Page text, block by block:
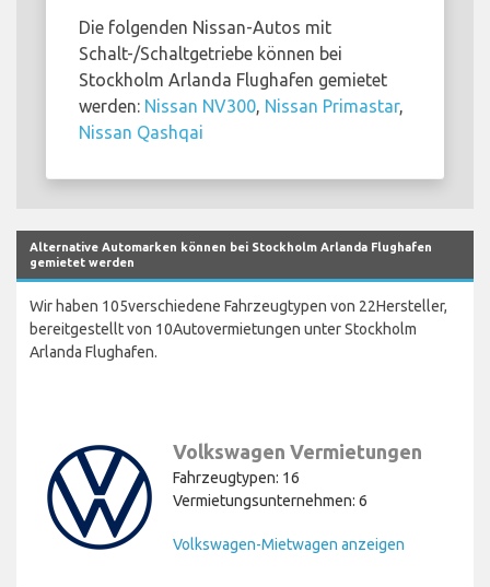
Die folgenden Nissan-Autos mit
Schalt-/Schaltgetriebe können bei
Stockholm Arlanda Flughafen gemietet
werden: Nissan NV300 Nissan Primastar,
Nissan Qashqai
Alternative Automarken können bei Stockholm Arlanda Flughafen
gemietet werden
Wir haben 105verschiedene Fahrzeugtypen von 22Hersteller,
bereitgestellt von 10Autovermietungen unter Stockholm
Arlanda Flughafen.
Volkswagen Vermietungen
Fahrzeugtypen: 16
Vermietungsunternehmen: 6
Volkswagen-Mietwagen anzeigen